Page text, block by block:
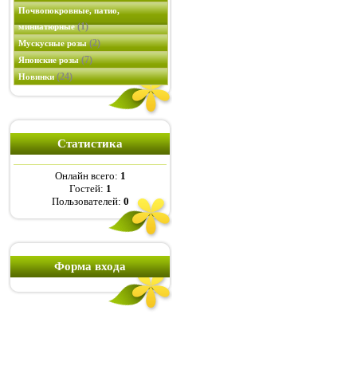
Почвопокровные, патио,
миниатюрные(1)
Мускусные розы(2)
Японские розы(7)
Новинки(24)
Статистика
Онлайн всего: 1
Гостей: 1
Пользователей: 0
Форма входа